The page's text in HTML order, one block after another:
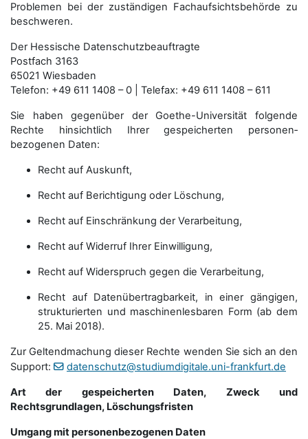
Problemen bei der zuständigen Fachauf­sichts­behörde zu
beschweren.
Der Hessische Datenschutzbeauftragte
Postfach 3163
65021 Wiesbaden
Telefon: +49 611 1408 – 0 | Telefax: +49 611 1408 – 611
Sie haben gegenüber der Goethe-Universität folgende
Rechte hinsichtlich Ihrer gespeicherten personen­
bezogenen Daten:
Recht auf Auskunft,
Recht auf Berichtigung oder Löschung,
Recht auf Einschränkung der Verarbeitung,
Recht auf Widerruf Ihrer Einwilligung,
Recht auf Widerspruch gegen die Verarbeitung,
Recht auf Datenübertragbarkeit, in einer gängigen,
strukturierten und maschinenlesbaren Form (ab dem
25. Mai 2018).
Zur Geltendmachung dieser Rechte wenden Sie sich an den
Support:
datenschutz@studiumdigitale.uni-frankfurt.de
Art der gespeicherten Daten, Zweck und
Rechtsgrundlagen, Löschungsfristen
Umgang mit personenbezogenen Daten